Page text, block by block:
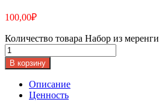
100,00₽
Количество товара Набор из меренги
В корзину
Описание
Ценность